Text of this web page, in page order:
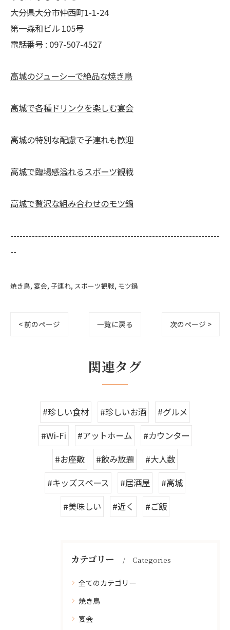
大分県大分市仲西町1-1-24
第一森和ビル 105号
電話番号 : 097-507-4527
高城のジューシーで絶品な焼き鳥
高城で各種ドリンクを楽しむ宴会
高城の特別な配慮で子連れも歓迎
高城で臨場感溢れるスポーツ観戦
高城で贅沢な組み合わせのモツ鍋
--------------------------------------------------------------------
--
焼き鳥 宴会 子連れ スポーツ観戦 モツ鍋
< 前のページ 一覧に戻る 次のページ >
関連タグ
#珍しい食材 #珍しいお酒
#グルメ
#Wi-Fi
#アットホーム
#カウンター
#お座敷
#飲み放題
#大人数
#キッズスペース
#居酒屋
#高城
#美味しい
#近く #ご飯
カテゴリー Categories
全てのカテゴリー
焼き鳥
宴会